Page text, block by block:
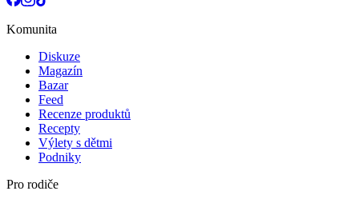
Komunita
Diskuze
Magazín
Bazar
Feed
Recenze produktů
Recepty
Výlety s dětmi
Podniky
Pro rodiče